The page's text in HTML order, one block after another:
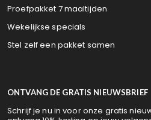
Proefpakket 7 maaltijden
Wekelijkse specials
Stel zelf een pakket samen
ONTVANG DE GRATIS NIEUWSBRIEF
Schrijf je nu in voor onze gratis